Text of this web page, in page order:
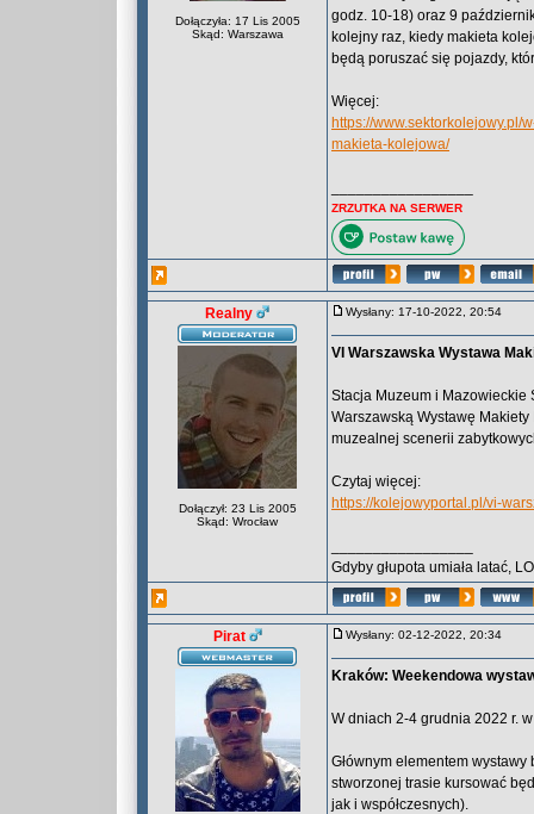
Dołączyła: 17 Lis 2005
Skąd: Warszawa
godz. 10-18) oraz 9
kolejny raz, kiedy makieta
będą poruszać się pojazdy,
Więcej:
https://
makieta-kolejowa/
ZRZUTKA NA SERWER
Realny
Dołączył: 23 Lis 2005
Skąd: Wrocław
Wysłany: 17-10-2022, 20:54
VI Warszawska Wystawa
Stacja Muzeum i Mazowieckie
Warszawską Wystawę
muzealnej scenerii
Czytaj więcej:
https://kolejowyportal.pl/vi-
Gdyby głupota umiała latać,
Pirat Wysłany: 02-12-2022, 20:34
Kraków: Weekendowa
W dniach 2-4 grudnia 2022 r.
Głównym elementem
stworzonej trasie kursować
jak i współczesnych).